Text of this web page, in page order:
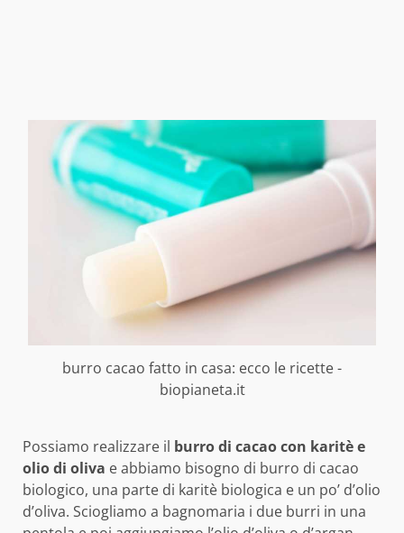
burro cacao fatto in casa: ecco le ricette -
biopianeta.it
Possiamo realizzare il burro di cacao con karitè e
olio di oliva e abbiamo bisogno di burro di cacao
biologico, una parte di karitè biologica e un po’ d’olio
d’oliva. Sciogliamo a bagnomaria i due burri in una